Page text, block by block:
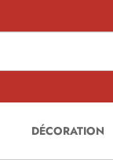
DÉCORATION